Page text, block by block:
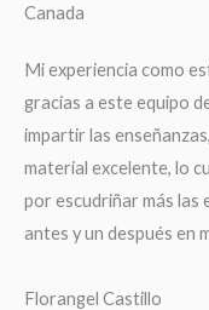
Canada
Mi experiencia como
gracias a este equipo
impartir las
material excelente, lo
por escudriñar más las
antes y un después en
Florangel Castillo